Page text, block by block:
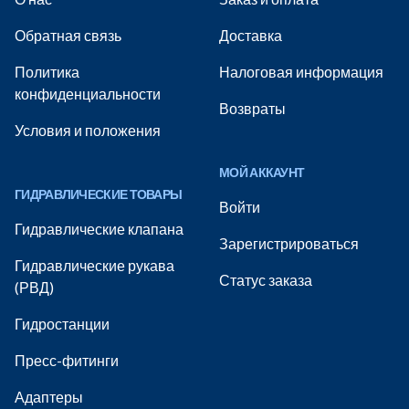
Обратная связь
Политика
конфиденциальности
Условия и положения
ГИДРАВЛИЧЕСКИЕ ТОВАРЫ
Гидравлические клапана
Гидравлические рукава
(РВД)
Гидростанции
Пресс-фитинги
Адаптеры
Доставка
Налоговая информация
Возвраты
МОЙ АККАУНТ
Войти
Зарегистрироваться
Статус заказа